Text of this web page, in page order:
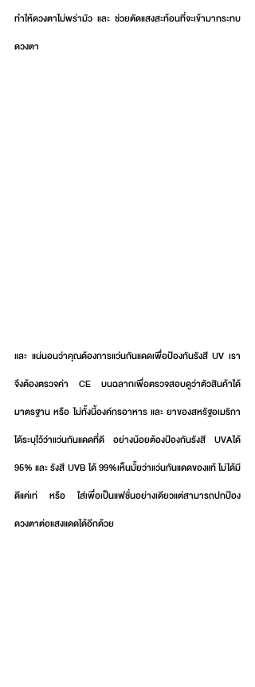
ทำให้ดวงตาไม่พร่ามัว และ ช่วยตัดแสงสะท้อนที่จะเข้ามากระทบ
ดวงตา
และ แน่นอนว่าคุณต้องการแว่นกันแดดเพื่อป้องกันรังสี UV เรา
จึงต้องตรวจค่า CE บนฉลากเพื่อตรวจสอบดูว่าตัวสินค้าได้
มาตรฐาน หรือ ไม่ทั้งนี้องค์กรอาหาร และ ยาของสหรัฐอเมริกา
ได้ระบุไว้ว่าแว่นกันแดดที่ดี อย่างน้อยต้องป้องกันรังสี UVAได้
95% และ รังสี UVB ได้ 99%เห็นมั้ยว่าแว่นกันแดดของแท้ ไม่ได้มี
ดีแค่เท่ หรือ ใส่เพื่อเป็นแฟชั่นอย่างเดียวแต่สามารถปกป้อง
ดวงตาต่อแสงแดดได้อีกด้วย